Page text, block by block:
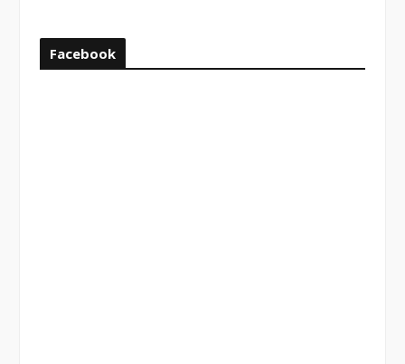
Facebook